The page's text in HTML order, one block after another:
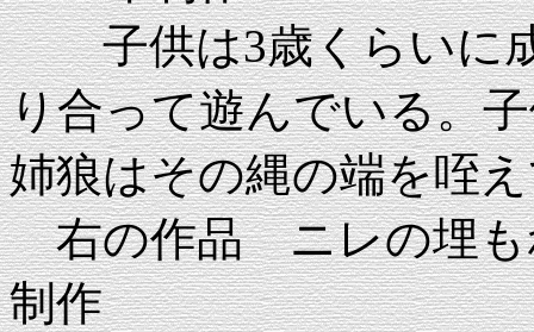
子供は3歳くらいに成
り合って遊んでいる。
姉狼はその縄の端を咥
右の作品 ニレの埋も
制作